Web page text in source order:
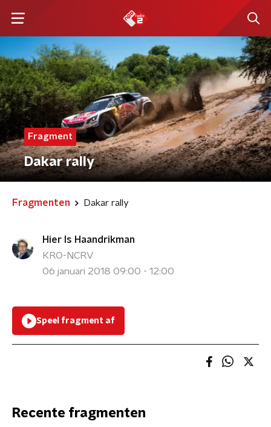
Fragment
Dakar rally
Fragmenten Dakar rally
Hier Is Haandrikman
KRO-NCRV
06 januari 2018 09:00 - 12:00
Speel fragment af
Recente fragmenten